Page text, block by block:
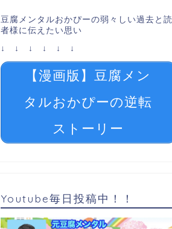
豆腐メンタルおかぴーの弱々しい過去と読
者様に伝えたい思い
↓ ↓ ↓ ↓ ↓ ↓
【漫画版】豆腐メン
タルおかぴーの逆転
ストーリー
Youtube毎日投稿中！！